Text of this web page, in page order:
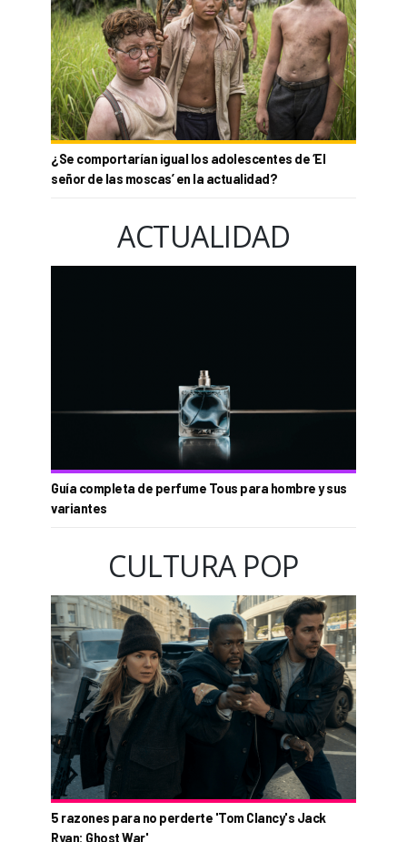
¿Se comportarían igual los adolescentes de ‘El
señor de las moscas’ en la actualidad?
ACTUALIDAD
Guía completa de perfume Tous para hombre y sus
variantes
CULTURA POP
5 razones para no perderte 'Tom Clancy's Jack
Ryan: Ghost War'